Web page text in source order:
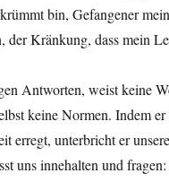
bin, Gefangener
der Kränkung, dass mein
Antworten, weist keine
keine Normen. Indem
erregt, unterbricht er
uns innehalten und